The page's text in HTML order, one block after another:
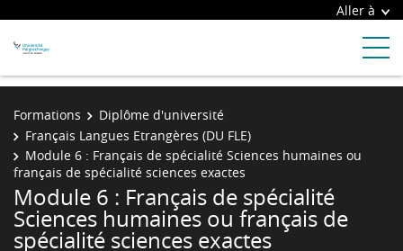
Aller à
Formations
Diplôme d'université
Français Langues Etrangères (DU FLE)
Module 6 : Français de spécialité Sciences humaines ou
français de spécialité sciences exactes
Module 6 : Français de spécialité
Sciences humaines ou français de
spécialité sciences exactes